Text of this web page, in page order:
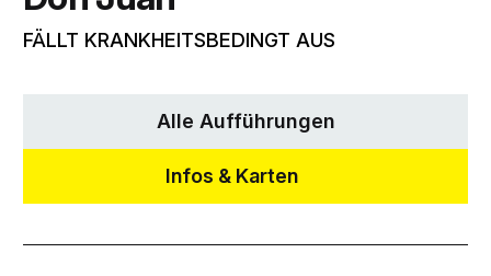
FÄLLT KRANKHEITSBEDINGT AUS
Alle Aufführungen
Infos & Karten